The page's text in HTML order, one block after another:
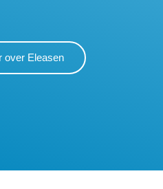
over Eleasen